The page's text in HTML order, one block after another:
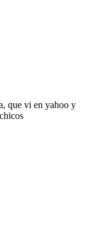
que vi en yahoo y